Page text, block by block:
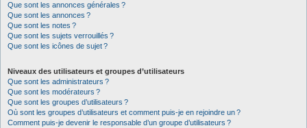
Que sont les annonces générales ?
Que sont les annonces ?
Que sont les notes ?
Que sont les sujets verrouillés ?
Que sont les icônes de sujet ?
Niveaux des utilisateurs et groupes d’utilisateurs
Que sont les administrateurs ?
Que sont les modérateurs ?
Que sont les groupes d’utilisateurs ?
Où sont les groupes d’utilisateurs et comment puis-je en rejoindre un ?
Comment puis-je devenir le responsable d’un groupe d’utilisateurs ?